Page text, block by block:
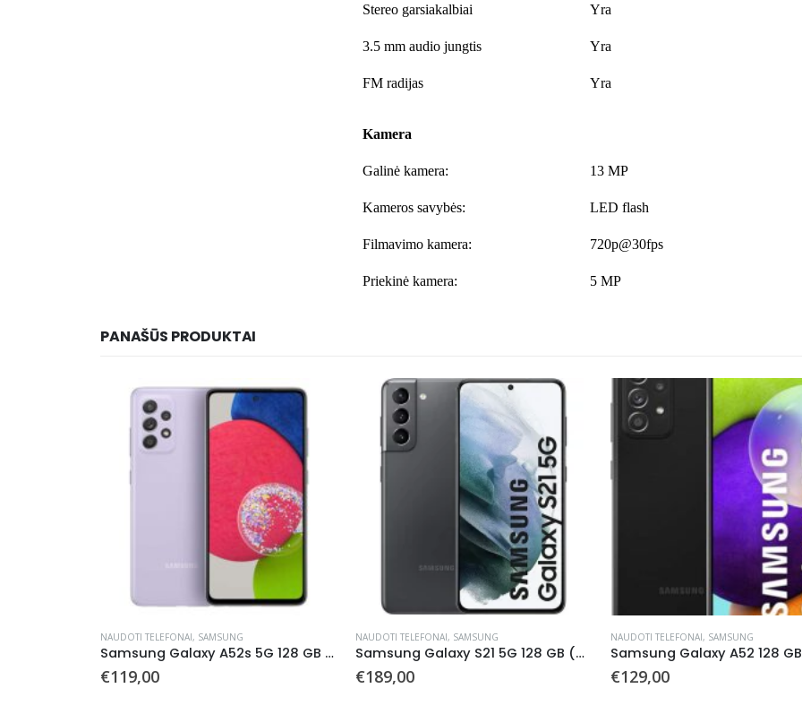
Stereo garsiakalbiai Yra
3.5 mm audio jungtis Yra
FM radijas Yra
Kamera
Galinė kamera: 13 MP
Kameros savybės: LED flash
Filmavimo kamera: 720p@30fps
Priekinė kamera: 5 MP
PANAŠŪS PRODUKTAI
NAUDOTI TELEFONAI, SAMSUNG
Samsung Galaxy A52s 5G 128 GB (naudotas)
€119,00
NAUDOTI TELEFONAI, SAMSUNG
Samsung Galaxy S21 5G 128 GB (naudotas)
€189,00
NAUDOTI TELEFONAI, SAMSUNG
€129,00